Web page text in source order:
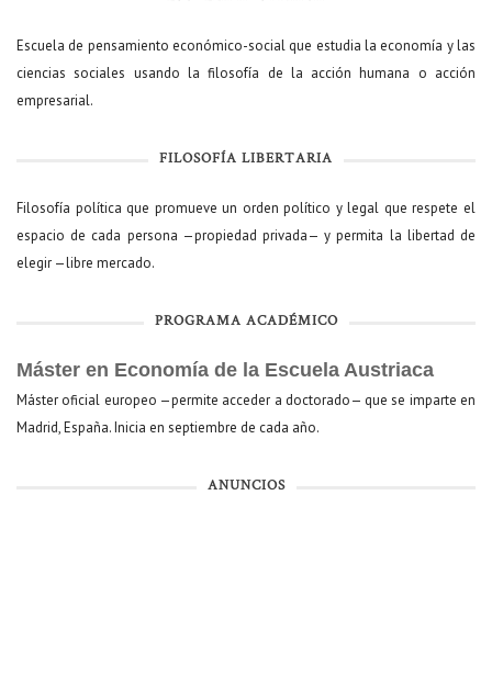
Escuela de pensamiento económico-social que estudia la economía y las
ciencias sociales usando la filosofía de la acción humana o acción
empresarial.
FILOSOFÍA LIBERTARIA
Filosofía política que promueve un orden político y legal que respete el
espacio de cada persona —propiedad privada— y permita la libertad de
elegir —libre mercado.
PROGRAMA ACADÉMICO
Máster en Economía de la Escuela Austriaca
Máster oficial europeo —permite acceder a doctorado— que se imparte en
Madrid, España. Inicia en septiembre de cada año.
ANUNCIOS